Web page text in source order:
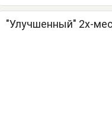
"Улучшенный" 2х-